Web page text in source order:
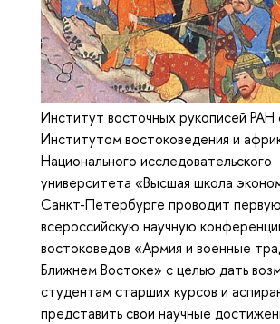
Институт восточных рукописей РАН
Институтом востоковедения и
Национального исследовательского
университета «Высшая школа
Санкт-Петербурге проводит первую
всероссийскую научную
востоковедов «Армия и военные
Ближнем Востоке» с целью дать
студентам старших курсов и
представить свои научные